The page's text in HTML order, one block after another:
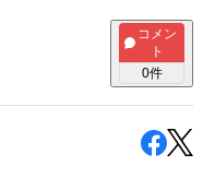
コメン
ト
0件